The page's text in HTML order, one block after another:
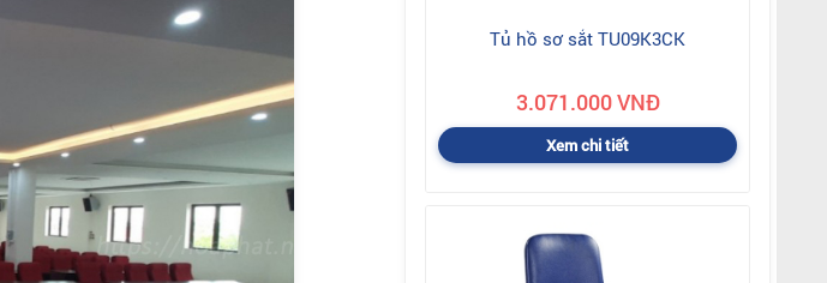
Tủ hồ sơ sắt TU09K3CK
3.071.000 VNĐ
Xem chi tiết